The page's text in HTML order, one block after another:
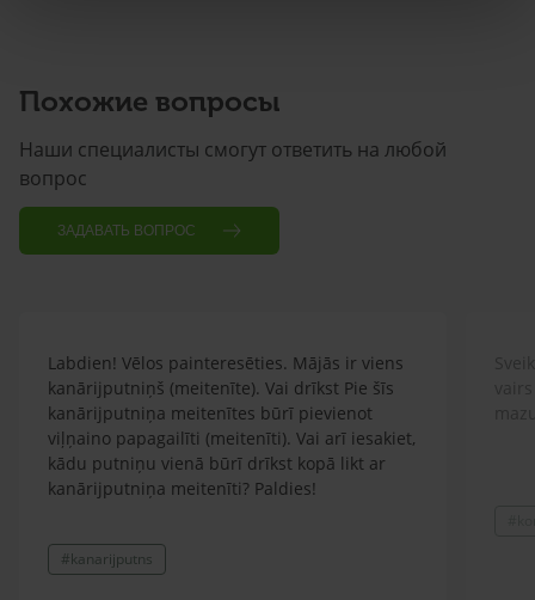
Похожие вопросы
Наши специалисты смогут ответить на любой
вопрос
ЗАДАВАТЬ ВОПРОС
Labdien! Vēlos painteresēties. Mājās ir viens
kanārijputniņš (meitenīte). Vai drīkst Pie šīs
kanārijputniņa meitenītes būrī pievienot
viļņaino papagailīti (meitenīti). Vai arī iesakiet,
kādu putniņu vienā būrī drīkst kopā likt ar
kanārijputniņa meitenīti? Paldies!
#kanarijputns